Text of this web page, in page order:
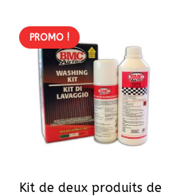
PROMO !
Kit de deux produits de